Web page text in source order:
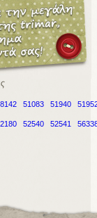
51083 51940
52540 52541